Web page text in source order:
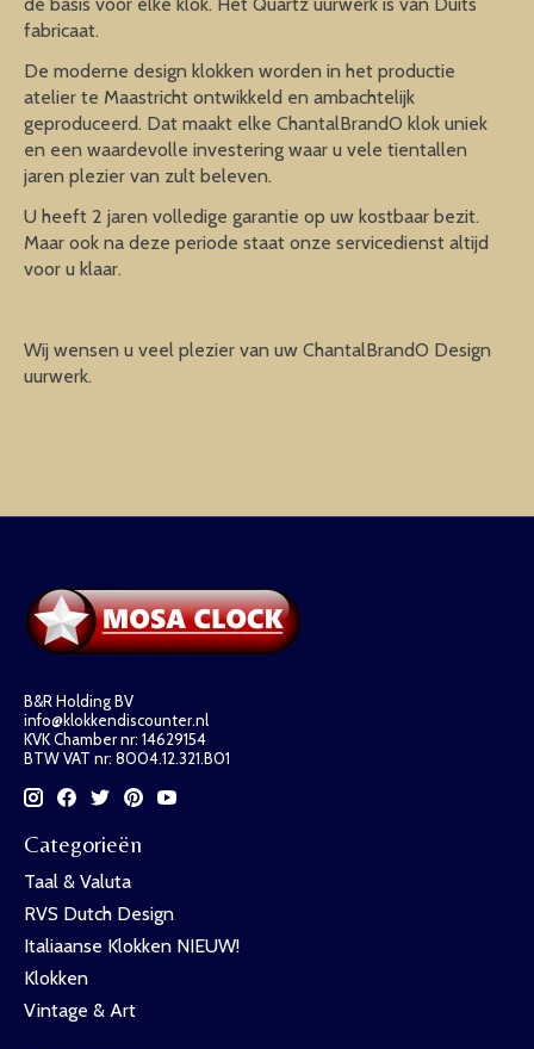
fabricaat.
De moderne design klokken worden in het productie
atelier te Maastricht ontwikkeld en ambachtelijk
geproduceerd. Dat maakt elke ChantalBrandO klok uniek
en een waardevolle investering waar u vele tientallen
jaren plezier van zult beleven.
U heeft 2 jaren volledige garantie op uw kostbaar bezit.
Maar ook na deze periode staat onze servicedienst altijd
voor u klaar.
Wij wensen u veel plezier van uw ChantalBrandO Design
uurwerk.
B&R Holding BV
info@klokkendiscounter.nl
KVK Chamber nr: 14629154
BTW VAT nr: 8004.12.321.B01
Categorieën
Taal & Valuta
RVS Dutch Design
Italiaanse Klokken NIEUW!
Klokken
Vintage & Art